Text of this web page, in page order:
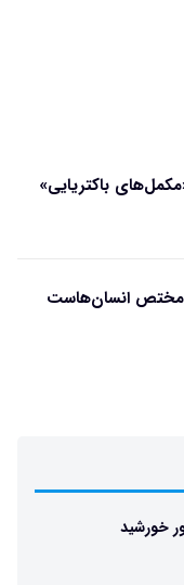
مختص انسان‌هاست
خورشید